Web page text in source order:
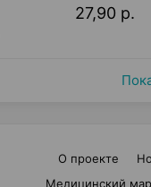
27,90 р.
О проекте
Медицинский